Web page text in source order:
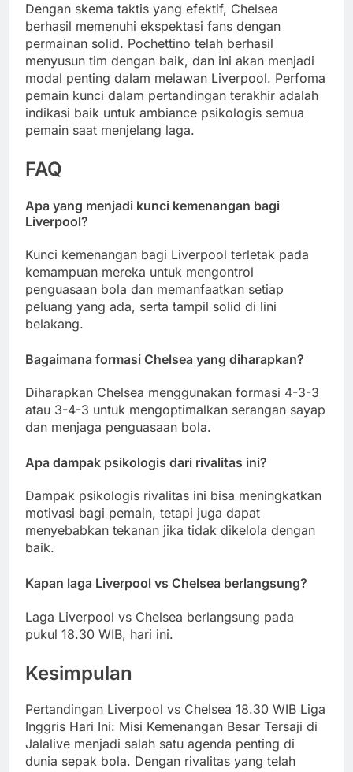
Dengan skema taktis yang efektif, Chelsea
berhasil memenuhi ekspektasi fans dengan
permainan solid. Pochettino telah berhasil
menyusun tim dengan baik, dan ini akan menjadi
modal penting dalam melawan Liverpool. Perfoma
pemain kunci dalam pertandingan terakhir adalah
indikasi baik untuk ambiance psikologis semua
pemain saat menjelang laga.
FAQ
Apa yang menjadi kunci kemenangan bagi
Liverpool?
Kunci kemenangan bagi Liverpool terletak pada
kemampuan mereka untuk mengontrol
penguasaan bola dan memanfaatkan setiap
peluang yang ada, serta tampil solid di lini
belakang.
Bagaimana formasi Chelsea yang diharapkan?
Diharapkan Chelsea menggunakan formasi 4-3-3
atau 3-4-3 untuk mengoptimalkan serangan sayap
dan menjaga penguasaan bola.
Apa dampak psikologis dari rivalitas ini?
Dampak psikologis rivalitas ini bisa meningkatkan
motivasi bagi pemain, tetapi juga dapat
menyebabkan tekanan jika tidak dikelola dengan
baik.
Kapan laga Liverpool vs Chelsea berlangsung?
Laga Liverpool vs Chelsea berlangsung pada
pukul 18.30 WIB, hari ini.
Kesimpulan
Pertandingan Liverpool vs Chelsea 18.30 WIB Liga
Inggris Hari Ini: Misi Kemenangan Besar Tersaji di
Jalalive menjadi salah satu agenda penting di
dunia sepak bola. Dengan rivalitas yang telah